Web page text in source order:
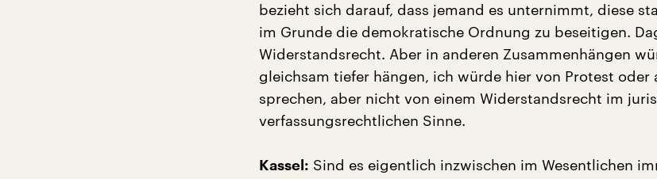
bezieht sich darauf, dass jemand es unternimmt, diese
im Grunde die demokratische Ordnung zu beseitigen.
Widerstandsrecht. Aber in anderen Zusammenhängen
gleichsam tiefer hängen, ich würde hier von Protest oder
sprechen, aber nicht von einem Widerstandsrecht im
verfassungsrechtlichen Sinne.
Kassel: Sind es eigentlich inzwischen im Wesentlichen